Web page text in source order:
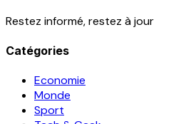
Restez informé, restez à jour
Catégories
Economie
Monde
Sport